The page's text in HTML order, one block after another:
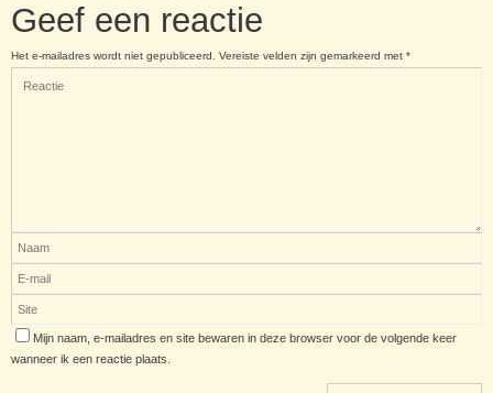
Geef een reactie
Het e-mailadres wordt niet gepubliceerd. Vereiste velden zijn gemarkeerd met *
Mijn naam, e-mailadres en site bewaren in deze browser voor de volgende keer
wanneer ik een reactie plaats.